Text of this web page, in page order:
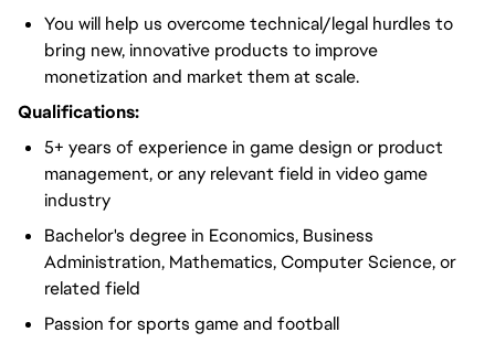
You will help us overcome technical/legal hurdles to
bring new, innovative products to improve
monetization and market them at scale.
Qualifications:
5+ years of experience in game design or product
management, or any relevant field in video game
industry
Bachelor's degree in Economics, Business
Administration, Mathematics, Computer Science, or
related field
Passion for sports game and football